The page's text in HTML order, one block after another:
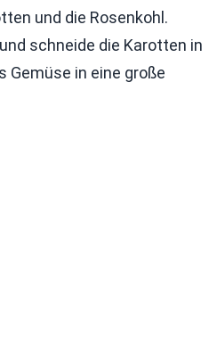
und die Rosenkohl.
schneide die Karotten in
Gemüse in eine große